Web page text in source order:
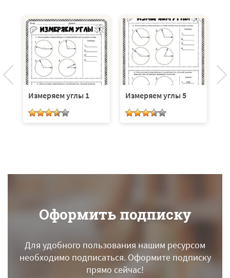
Измеряем углы 1 Измеряем углы 5
Оформить подписку
Для удобного пользования нашим ресурсом
необходимо подписаться.Оформите подписку
прямо сейчас!